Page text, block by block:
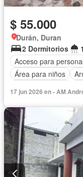
$ 55.000
Durán, Duran
2 Dormitorios
Acceso para
Área para niños
Conserje
17 jun 2026 en - AM